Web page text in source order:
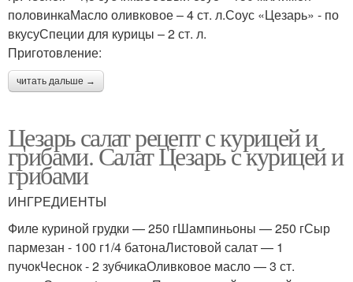
половинкаМасло оливковое – 4 ст. л.Соус «Цезарь» - по
вкусуСпеции для курицы – 2 ст. л.
Приготовление:
читать дальше →
Цезарь салат рецепт с курицей и
грибами. Салат Цезарь с курицей и
грибами
ИНГРЕДИЕНТЫ
Филе куриной грудки — 250 гШампиньоны — 250 гСыр
пармезан - 100 г1/4 батонаЛистовой салат — 1
пучокЧеснок - 2 зубчикаОливковое масло — 3 ст.